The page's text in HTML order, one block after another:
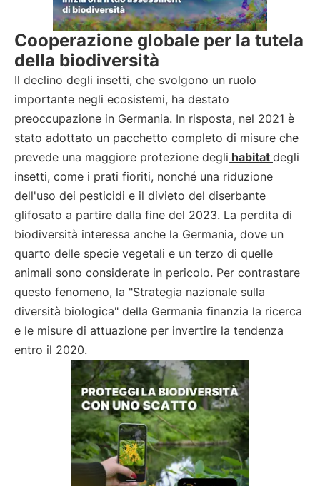
Cooperazione globale per la tutela
della biodiversità
Il declino degli insetti, che svolgono un ruolo
importante negli ecosistemi, ha destato
preoccupazione in Germania. In risposta, nel 2021 è
stato adottato un pacchetto completo di misure che
prevede una maggiore protezione degli habitat degli
insetti, come i prati fioriti, nonché una riduzione
dell'uso dei pesticidi e il divieto del diserbante
glifosato a partire dalla fine del 2023. La perdita di
biodiversità interessa anche la Germania, dove un
quarto delle specie vegetali e un terzo di quelle
animali sono considerate in pericolo. Per contrastare
questo fenomeno, la "Strategia nazionale sulla
diversità biologica" della Germania finanzia la ricerca
e le misure di attuazione per invertire la tendenza
entro il 2020.